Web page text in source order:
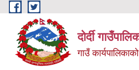
Skip to main content
दोर्दी
गाउँ